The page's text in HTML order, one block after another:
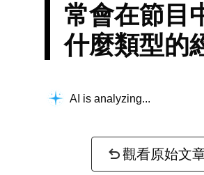
常會在節目
什麼類型的
AI is analyzing...
觀看原始文